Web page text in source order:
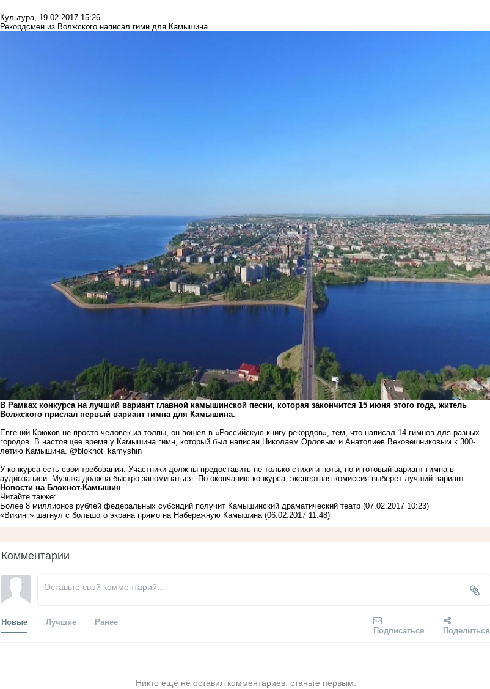
Культура, 19.02.2017 15:26
Рекордсмен из Волжского написал гимн для Камышина
В Рамках конкурса на лучший вариант главной камышинской песни, которая закончится 15 июня этого года, житель
Волжского прислал первый вариант гимна для Камышина.
Евгений Крюков не просто человек из толпы, он вошел в «Российскую книгу рекордов», тем, что написал 14 гимнов для разных
городов. В настоящее время у Камышина гимн, который был написан Николаем Орловым и Анатолиев Вековешниковым к 300-
летию Камышина. @bloknot_kamyshin
У конкурса есть свои требования. Участники должны предоставить не только стихи и ноты, но и готовый вариант гимна в
аудиозаписи. Музыка должна быстро запоминаться. По окончанию конкурса, экспертная комиссия выберет лучший вариант.
Новости на Блoкнoт-Камышин
Читайте также:
Более 8 миллионов рублей федеральных субсидий получит Камышинский драматический театр (07.02.2017 10:23)
«Викинг» шагнул с большого экрана прямо на Набережную Камышина (06.02.2017 11:48)
Комментарии
Новые Лучшие Ранее
Подписаться Поделиться
Никто ещё не оставил комментариев, станьте первым.